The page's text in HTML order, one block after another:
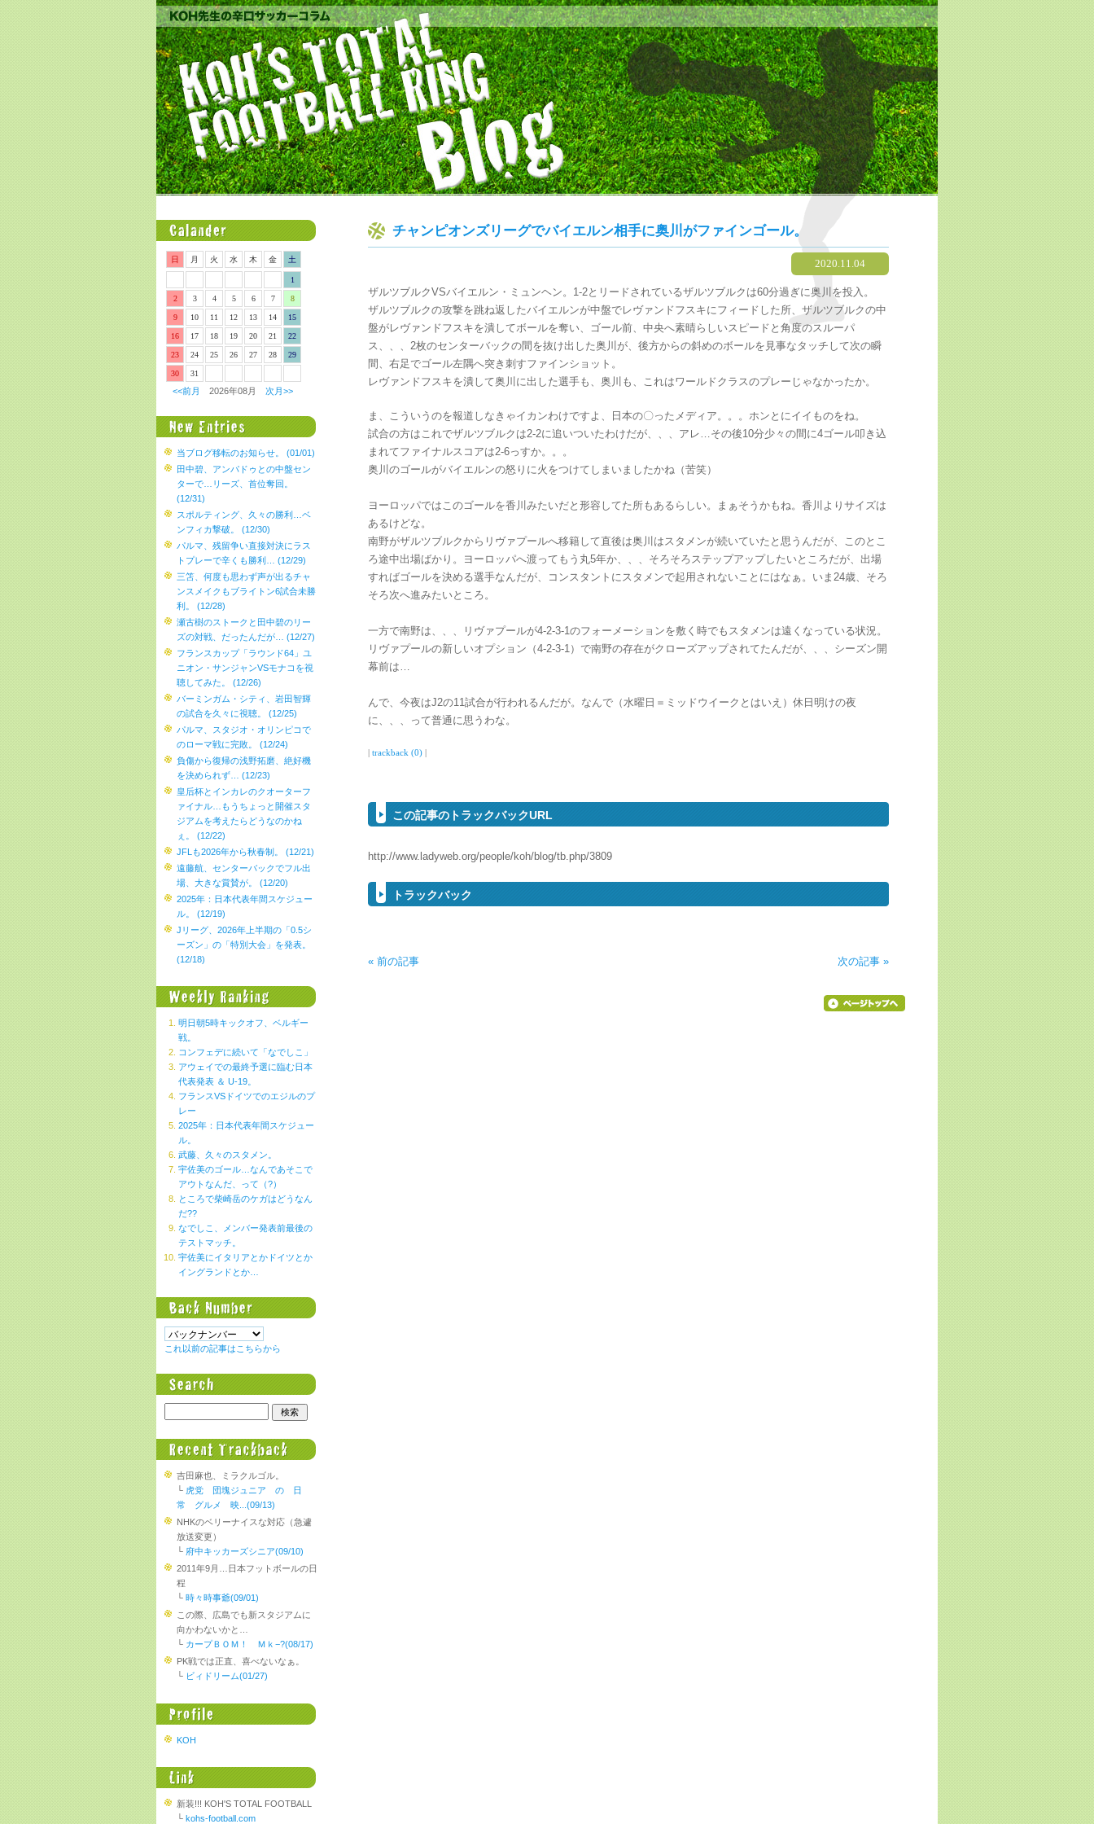
チャンピオンズリーグでバイエルン相手に奥川がファインゴール。
2020.11.04
ザルツブルクVSバイエルン・ミュンヘン。1-2とリードされているザルツブルクは60分過ぎに奥川を投入。
ザルツブルクの攻撃を跳ね返したバイエルンが中盤でレヴァンドフスキにフィードした所、ザルツブルクの中
盤がレヴァンドフスキを潰してボールを奪い、ゴール前、中央へ素晴らしいスピードと角度のスルーパ
ス、、、2枚のセンターバックの間を抜け出した奥川が、後方からの斜めのボールを見事なタッチして次の瞬
間、右足でゴール左隅へ突き刺すファインショット。
レヴァンドフスキを潰して奥川に出した選手も、奥川も、これはワールドクラスのプレーじゃなかったか。
ま、こういうのを報道しなきゃイカンわけですよ、日本の〇ったメディア。。。ホンとにイイものをね。
試合の方はこれでザルツブルクは2-2に追いついたわけだが、、、アレ…その後10分少々の間に4ゴール叩き込
まれてファイナルスコアは2-6っすか。。。
奥川のゴールがバイエルンの怒りに火をつけてしまいましたかね（苦笑）
ヨーロッパではこのゴールを香川みたいだと形容してた所もあるらしい。まぁそうかもね。香川よりサイズは
あるけどな。
南野がザルツブルクからリヴァプールへ移籍して直後は奥川はスタメンが続いていたと思うんだが、このとこ
ろ途中出場ばかり。ヨーロッパへ渡ってもう丸5年か、、、そろそろステップアップしたいところだが、出場
すればゴールを決める選手なんだが、コンスタントにスタメンで起用されないことにはなぁ。いま24歳、そろ
そろ次へ進みたいところ。
一方で南野は、、、リヴァプールが4-2-3-1のフォーメーションを敷く時でもスタメンは遠くなっている状況。
リヴァプールの新しいオプション（4-2-3-1）で南野の存在がクローズアップされてたんだが、、、シーズン開
幕前は…
んで、今夜はJ2の11試合が行われるんだが。なんで（水曜日＝ミッドウイークとはいえ）休日明けの夜
に、、、って普通に思うわな。
| trackback (0) |
この記事のトラックバックURL
http://www.ladyweb.org/people/koh/blog/tb.php/3809
トラックバック
« 前の記事 次の記事 »
日 月 火 水 木 金 土
1
2 3 4 5 6 7 8
9 10 11 12 13 14 15
16 17 18 19 20 21 22
23 24 25 26 27 28 29
30 31
<<前月 2026年08月 次月>>
当ブログ移転のお知らせ。 (01/01)
田中碧、アンパドゥとの中盤セン
ターで…リーズ、首位奪回。
(12/31)
スポルティング、久々の勝利…ベ
ンフィカ撃破。 (12/30)
パルマ、残留争い直接対決にラス
トプレーで辛くも勝利… (12/29)
三笘、何度も思わず声が出るチャ
ンスメイクもブライトン6試合未勝
利。 (12/28)
瀬古樹のストークと田中碧のリー
ズの対戦、だったんだが… (12/27)
フランスカップ「ラウンド64」ユ
ニオン・サンジャンVSモナコを視
聴してみた。 (12/26)
バーミンガム・シティ、岩田智輝
の試合を久々に視聴。 (12/25)
パルマ、スタジオ・オリンピコで
のローマ戦に完敗。 (12/24)
負傷から復帰の浅野拓磨、絶好機
を決められず… (12/23)
皇后杯とインカレのクオーターフ
ァイナル…もうちょっと開催スタ
ジアムを考えたらどうなのかね
ぇ。 (12/22)
JFLも2026年から秋春制。 (12/21)
遠藤航、センターバックでフル出
場、大きな賞賛が。 (12/20)
2025年：日本代表年間スケジュー
ル。 (12/19)
Jリーグ、2026年上半期の「0.5シ
ーズン」の「特別大会」を発表。
(12/18)
明日朝5時キックオフ、ベルギー
戦。
コンフェデに続いて「なでしこ」
アウェイでの最終予選に臨む日本
代表発表 ＆ U-19。
フランスVSドイツでのエジルのプ
レー
2025年：日本代表年間スケジュー
ル。
武藤、久々のスタメン。
宇佐美のゴール…なんであそこで
アウトなんだ、って（?）
ところで柴崎岳のケガはどうなん
だ??
なでしこ、メンバー発表前最後の
テストマッチ。
宇佐美にイタリアとかドイツとか
イングランドとか…
これ以前の記事はこちらから
吉田麻也、ミラクルゴル。
└ 虎党 団塊ジュニア の 日
常 グルメ 映...(09/13)
NHKのベリーナイスな対応（急遽
放送変更）
└ 府中キッカーズシニア(09/10)
2011年9月…日本フットボールの日
程
└ 時々時事爺(09/01)
この際、広島でも新スタジアムに
向かわないかと…
└ カープＢＯＭ！ Ｍｋ−?(08/17)
PK戦では正直、喜べないなぁ。
└ ビィドリーム(01/27)
KOH
新装!!! KOH'S TOTAL FOOTBALL
└ kohs-football.com